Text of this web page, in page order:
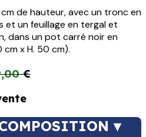
de hauteur, avec un tronc en
et un feuillage en tergal et
dans un pot carré noir en
x H. 50 cm).
€
▾